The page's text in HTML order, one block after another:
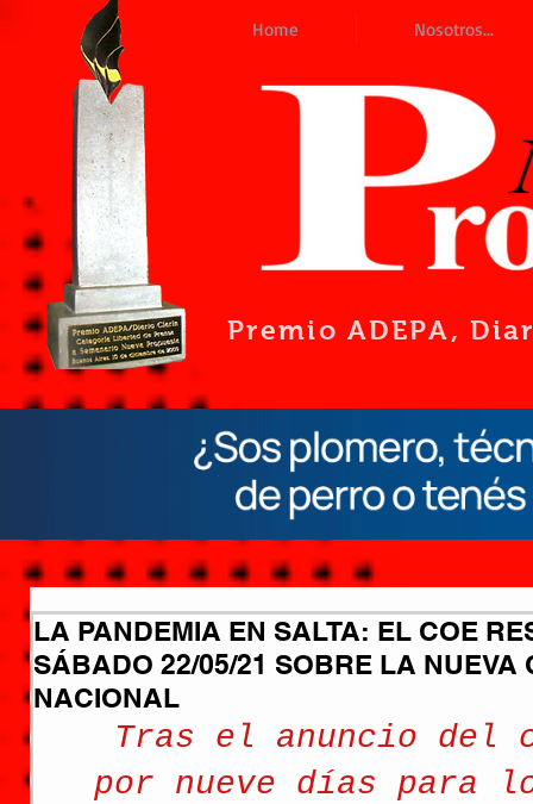
Home Nosotros...
Premio ADEPA,
LA PANDEMIA EN SALTA: EL COE
SÁBADO 22/05/21 SOBRE LA NUEVA
NACIONAL
Tras el anuncio del
por nueve días para